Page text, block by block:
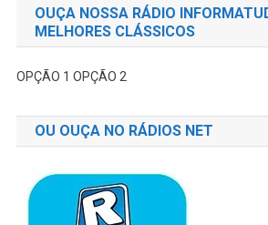
OUÇA NOSSA RÁDIO
MELHORES CLÁSSICOS
OPÇÃO 1 OPÇÃO 2
OU OUÇA NO RÁDIOS NET